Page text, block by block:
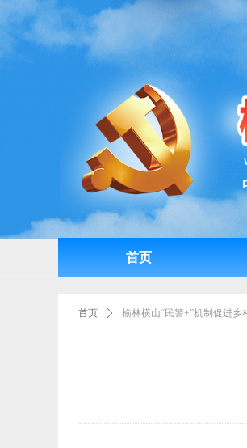
首页
首页 ꄲ 榆林横山“民警+”机制促进乡